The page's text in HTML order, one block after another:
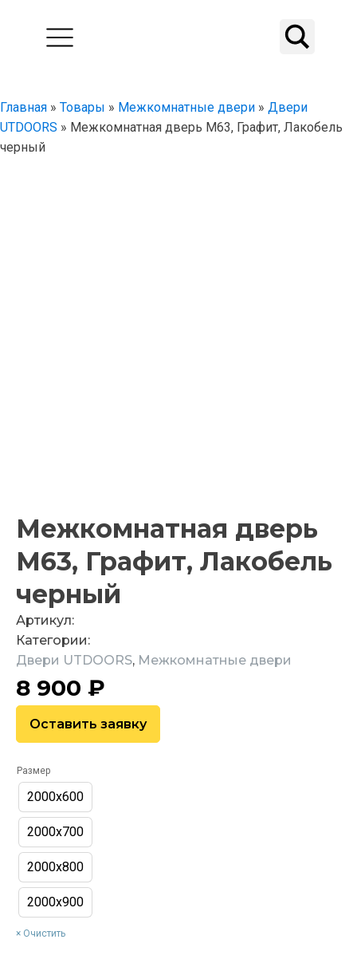
Главная » Товары » Межкомнатные двери » Двери
UTDOORS » Межкомнатная дверь M63, Графит, Лакобель
черный
Межкомнатная дверь
M63, Графит, Лакобель
черный
Артикул:
Категории:
Двери UTDOORS, Межкомнатные двери
8 900 ₽
Оставить заявку
Размер
2000х600
2000х700
2000х800
2000х900
Очистить